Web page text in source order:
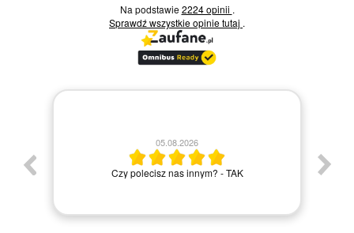
Na podstawie2224 opinii .
Sprawdź wszystkie opinietutaj .
Bardzo szybka dostawa wszystko ok
Elżbieta M.